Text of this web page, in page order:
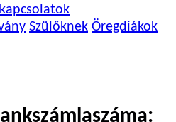
Szülőknek Öregdiákok